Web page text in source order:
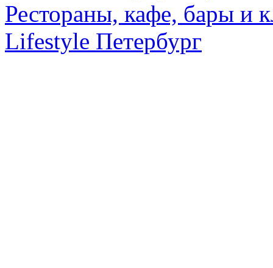
Рестораны, кафе, бары и
Lifestyle Петербург